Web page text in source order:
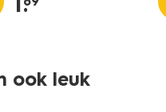
ook leuk